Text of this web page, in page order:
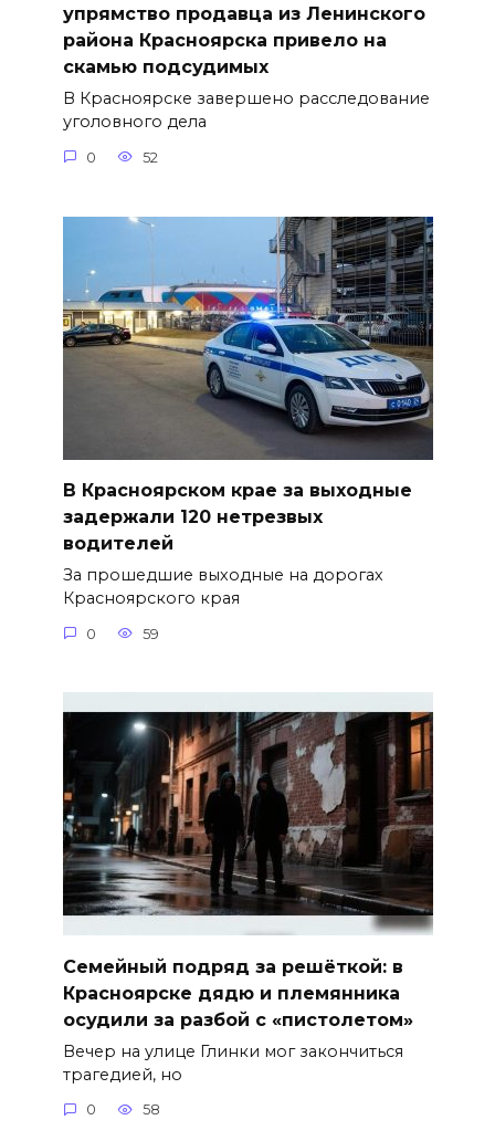
упрямство продавца из Ленинского
района Красноярска привело на
скамью подсудимых
В Красноярске завершено расследование
уголовного дела
0 52
В Красноярском крае за выходные
задержали 120 нетрезвых
водителей
За прошедшие выходные на дорогах
Красноярского края
0 59
Семейный подряд за решёткой: в
Красноярске дядю и племянника
осудили за разбой с «пистолетом»
Вечер на улице Глинки мог закончиться
трагедией, но
0 58